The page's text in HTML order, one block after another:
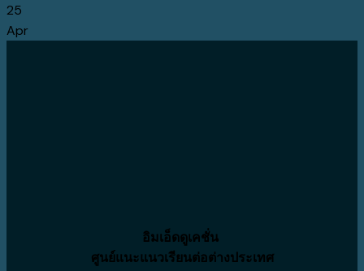
25
Apr
อิมเอ็ดดูเคชั่น
ศูนย์แนะแนวเรียนต่อต่างประเทศ